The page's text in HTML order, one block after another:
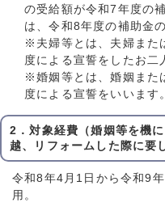
の受給額が令和7年度の
は、令和8年度の補助金
※夫婦等とは、夫婦また
度による宣誓をしたお二
※婚姻等とは、婚姻また
度による宣誓をいいます。
2．対象経費（婚姻等を機
越、リフォームした際に要
令和8年4月1日から令和9
用。